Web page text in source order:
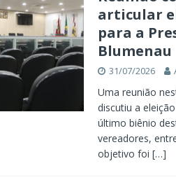
para celebrar o ritual da cerveja
construir o Plano Municipal dos
tempos similares na propaganda eleitoral
articular
para a
Blumenau
31/07/2026
Uma reunião
discutiu a
último biênio
vereadores,
objetivo foi […]